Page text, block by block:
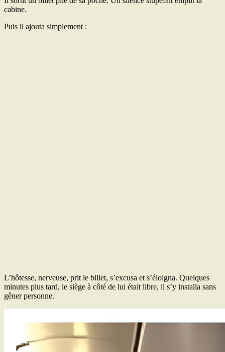
cabine.
Puis il ajouta simplement :
L’hôtesse, nerveuse, prit le billet, s’excusa et s’éloigna. Quelques
minutes plus tard, le siège à côté de lui était libre, il s’y installa sans
gêner personne.